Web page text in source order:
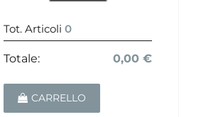
Tot. Articoli 0
Totale: 0,00 €
CARRELLO